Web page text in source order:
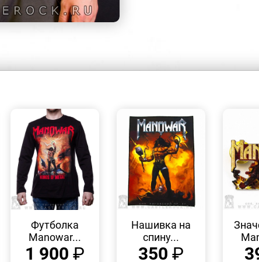
ПРОСМОТР
Футболка
Manowar...
1 900 ₽
ПРОСМОТР
Нашивка на
спину...
350 ₽